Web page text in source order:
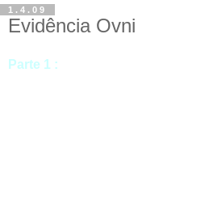
1.4.09
Evidência Ovni
Parte 1 :